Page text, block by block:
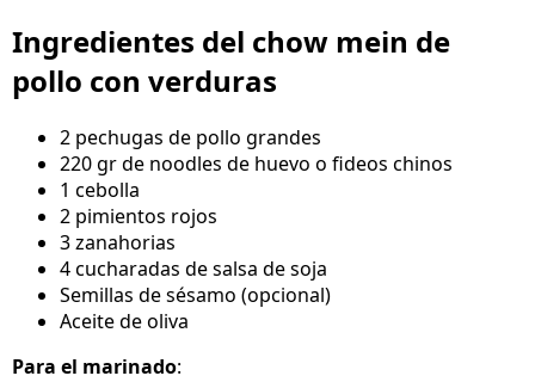
Ingredientes del chow mein de
pollo con verduras
2 pechugas de pollo grandes
220 gr de noodles de huevo o fideos chinos
1 cebolla
2 pimientos rojos
3 zanahorias
4 cucharadas de salsa de soja
Semillas de sésamo (opcional)
Aceite de oliva
Para el marinado: